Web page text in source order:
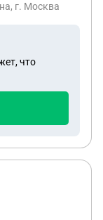
г. Москва
что